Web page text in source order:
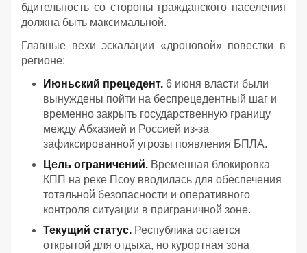
бдительность со стороны гражданского населения
должна быть максимальной.
Главные вехи эскалации «дроновой» повестки в
регионе:
Июньский прецедент. 6 июня власти были
вынуждены пойти на беспрецедентный шаг и
временно закрыть государственную границу
между Абхазией и Россией из-за
зафиксированной угрозы появления БПЛА.
Цель ограничений. Временная блокировка
КПП на реке Псоу вводилась для обеспечения
тотальной безопасности и оперативного
контроля ситуации в приграничной зоне.
Текущий статус. Республика остается
открытой для отдыха, но курортная зона